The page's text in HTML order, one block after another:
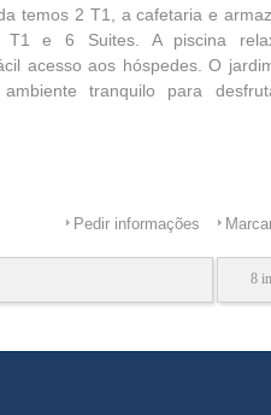
temos 2 T1, a cafetaria e
e 6 Suites. A piscina
acesso aos hóspedes. O
tranquilo para
Pedir informações
8